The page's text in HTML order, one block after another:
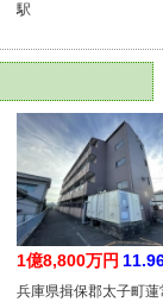
駅
1億8,800万円
兵庫県揖保郡太子町蓮